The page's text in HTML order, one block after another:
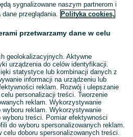
sygnalizowane naszym partnerom i
dane przeglądania. Polityka cookies,
przetwarzamy dane w celu
geolokalizacyjnych. Aktywne
urządzenia do celów identyfikacji.
statystyce lub kombinacji danych z
informacji na urządzeniu lub
reklam. Rozwój i ulepszanie
personalizacji treści. Tworzenie
reklam. Wykorzystywanie
reklam. Wykorzystywanie
treści. Pomiar efektywności
do wyboru spersonalizowanych reklam.
doboru spersonalizowanych treści.